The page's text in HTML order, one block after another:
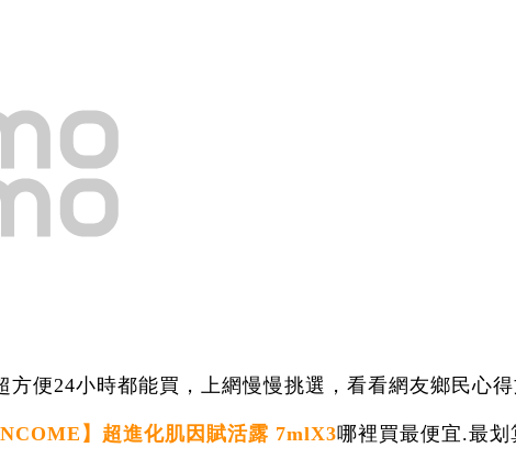
方便24小時都能買，上網慢慢挑選，看看網友鄉民心得
】超進化肌因賦活露 7mlX3哪裡買最便宜.最划